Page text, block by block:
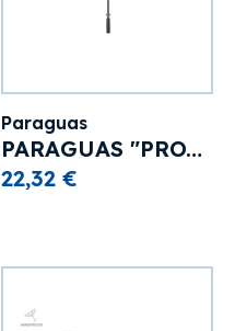
Paraguas
PARAGUAS "PROTOCOLO"BIG SIZE
22,32 €